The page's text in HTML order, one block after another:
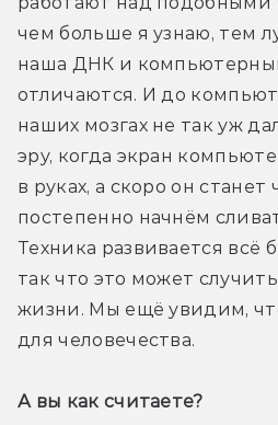
чем больше я узнаю, тем
наша ДНК и
отличаются. И до
наших мозгах не так уж
эру, когда экран
в руках, а скоро он
постепенно начнём
Техника развивается всё
так что это может
жизни. Мы ещё увидим,
для человечества.
А вы как считаете?